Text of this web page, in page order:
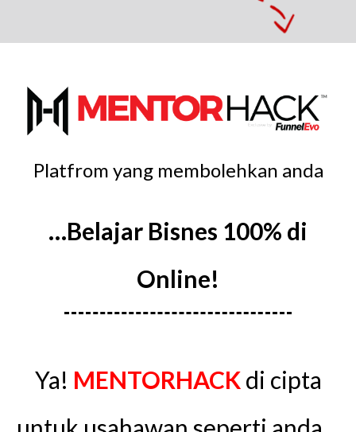
Platfrom yang membolehkan anda
…Belajar Bisnes 100% di
Online!
Ya! MENTORHACKdi cipta